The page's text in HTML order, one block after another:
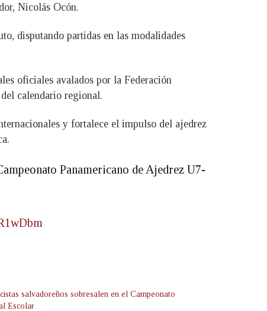
Nicolás Ocón.
disputando partidas en las modalidades
oficiales avalados por la Federación
calendario regional.
y fortalece el impulso del ajedrez
Panamericano de Ajedrez U7-
salvadoreños sobresalen en el Campeonato
Escolar